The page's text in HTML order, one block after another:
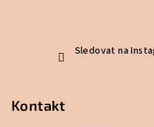
Sledovat na
Kontakt